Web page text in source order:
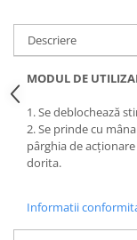
Descriere
MODUL DE
1. Se deblochează
2. Se prinde cu
pârghia de
dorita.
Informatii